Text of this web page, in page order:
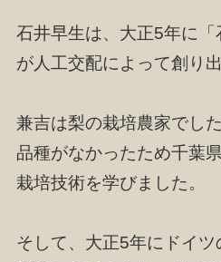
石井早生は、大正5年に
が人工交配によって創り
兼吉は梨の栽培農家でし
品種がなかったため千葉
栽培技術を学びました。
そして、大正5年にドイ